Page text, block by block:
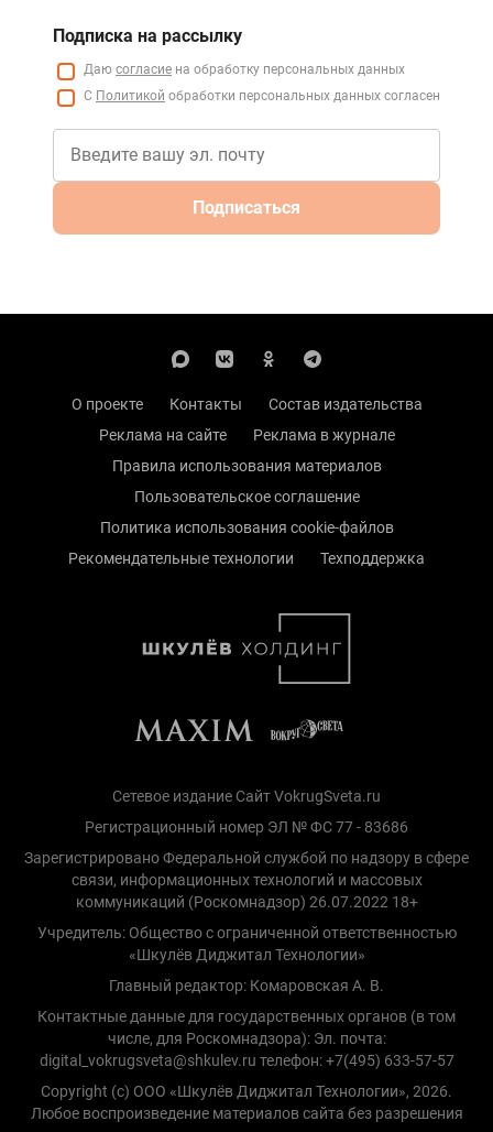
Подписка на рассылку
Даю согласие на обработку персональных данных
С Политикой обработки персональных данных согласен
Подписаться
О проекте Контакты
Состав издательства
Реклама на сайте
Реклама в журнале
Правила использования материалов
Пользовательское соглашение
Политика использования cookie-файлов
Рекомендательные технологии
Техподдержка
Сетевое издание Сайт VokrugSveta.ru
Регистрационный номер ЭЛ № ФС 77 - 83686
Зарегистрировано Федеральной службой по надзору в сфере
связи, информационных технологий и массовых
коммуникаций (Роскомнадзор) 26.07.2022 18+
Учредитель: Общество с ограниченной ответственностью
«Шкулёв Диджитал Технологии»
Главный редактор: Комаровская А. В.
Контактные данные для государственных органов (в том
числе, для Роскомнадзора): Эл. почта:
digital_vokrugsveta@shkulev.ru телефон: +7(495) 633-57-57
Copyright (с) ООО «Шкулёв Диджитал Технологии», 2026.
Любое воспроизведение материалов сайта без разрешения